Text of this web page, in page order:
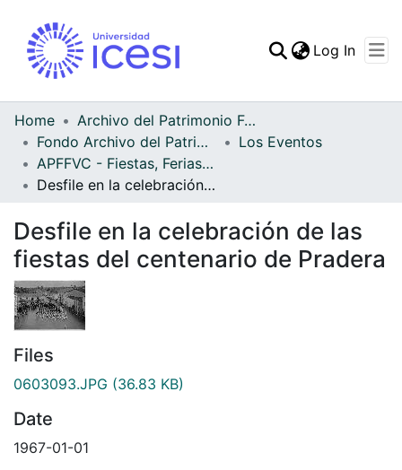
Statistics
Log In
Home
Archivo del Patrimonio Fotográfico y Fílmico del Valle del Cauca
Fondo Archivo del Patrimonio Fotográfico y Fílmico del Valle del Cauca
Los Eventos
APFFVC - Fiestas, Ferias y Carnavales - Patrimonial
Desfile en la celebración de las fiestas del centenario de Pradera
Desfile en la celebración de las
fiestas del centenario de Pradera
Files
0603093.JPG (36.83 KB)
Date
1967-01-01